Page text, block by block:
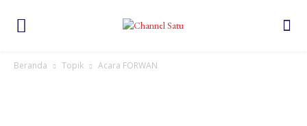
Beranda Topik Acara FORWAN